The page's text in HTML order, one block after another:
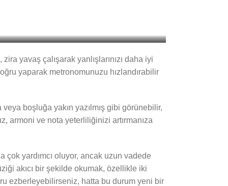
yavaş çalışarak yanlışlarınızı daha iyi
yaparak metronomunuzu hızlandırabilir
boşluğa yakın yazılmış gibi görünebilir,
armoni ve nota yeterliliğinizi artırmanıza
çok yardımcı oluyor, ancak uzun vadede
akıcı bir şekilde okumak, özellikle iki
ezberleyebilirseniz, hatta bu durum yeni bir